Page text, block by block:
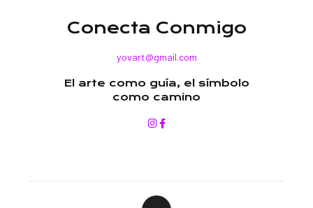
Conecta Conmigo
yovart@gmail.com
El arte como guía, el símbolo
como camino